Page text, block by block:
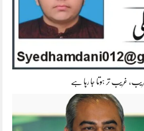
غریب تر ہوتا جا رہا ہے